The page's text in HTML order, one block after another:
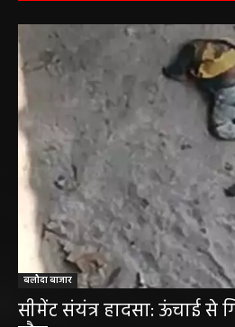
बलौदा बाजार
सीमेंट संयंत्र हादसा: ऊंचाई से